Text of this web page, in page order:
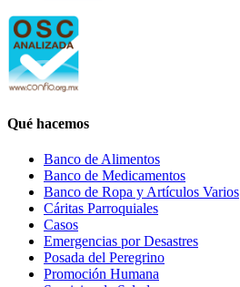
Qué hacemos
Banco de Alimentos
Banco de Medicamentos
Banco de Ropa y Artículos Varios
Cáritas Parroquiales
Casos
Emergencias por Desastres
Posada del Peregrino
Promoción Humana